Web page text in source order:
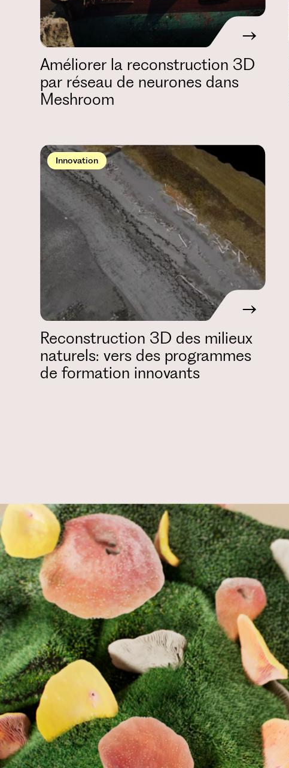
Améliorer la reconstruction 3D
par réseau de neurones dans
Meshroom
Reconstruction 3D des milieux
naturels: vers des programmes
de formation innovants
Innovation
des
publications